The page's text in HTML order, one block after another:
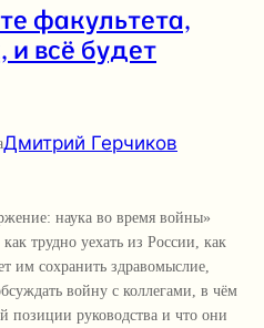
факультета,
и всё будет
Дмитрий Герчиков
наука во время войны»
трудно уехать из России, как
им сохранить здравомыслие,
войну с коллегами, в чём
позиции руководства и что они